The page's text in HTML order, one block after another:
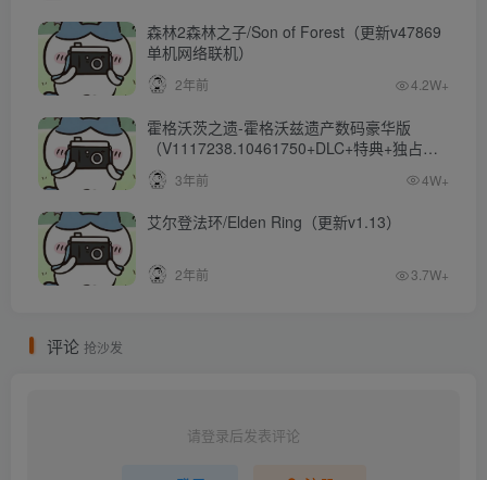
森林2森林之子/Son of Forest（更新v47869
单机网络联机）
2年前 4.2W+
霍格沃茨之遗-霍格沃兹遗产数码豪华版
（V1117238.10461750+DLC+特典+独占内
容）
3年前 4W+
艾尔登法环/Elden Ring（更新v1.13）
2年前 3.7W+
评论 抢沙发
请登录后发表评论